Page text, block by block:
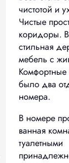
чистотой и
Чистые
коридоры.
стильная
мебель с
было два
номера.
В номере
ванная
туалетными